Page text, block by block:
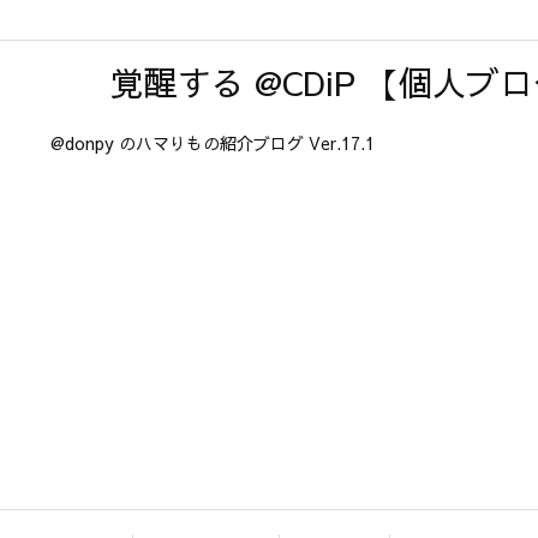
覚醒する @CDiP 【個人ブ
@donpy のハマりもの紹介ブログ Ver.17.1